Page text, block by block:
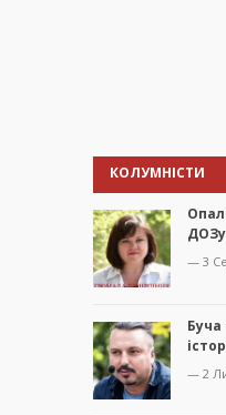
КОЛУМНІСТИ
— 3
Буча
— 2